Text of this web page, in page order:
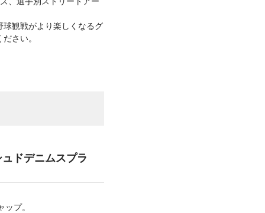
球観戦がより楽しくなるグ
さい。
ドデニムスプラ
プ。